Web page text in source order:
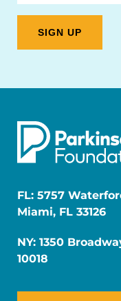
FL: 5757
Miami, FL 33126
NY: 1350
10018